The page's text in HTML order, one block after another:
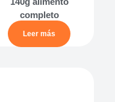
completo
Leer más